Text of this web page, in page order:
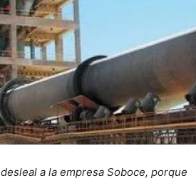
a la empresa Soboce, porque